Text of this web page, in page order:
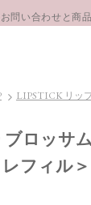
問い合わせと商
500円OFFクーポ
問い合わせと商
500円OFFクーポ
LIPSTICK リッ
ブロッサ
レフィル＞